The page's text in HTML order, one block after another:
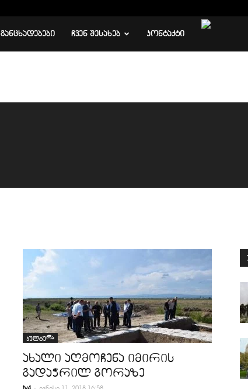
ᲒᲐᲜᲪᲮᲐᲓᲔᲑᲔᲑᲘ ᲩᲕᲔᲜ ᲨᲔᲡᲐᲮᲔᲑ ᲙᲝᲜᲢᲐᲥᲢᲘ
კულტურა
ახალი აღმოჩენა იმირის
გადაჭრილ გორაზე